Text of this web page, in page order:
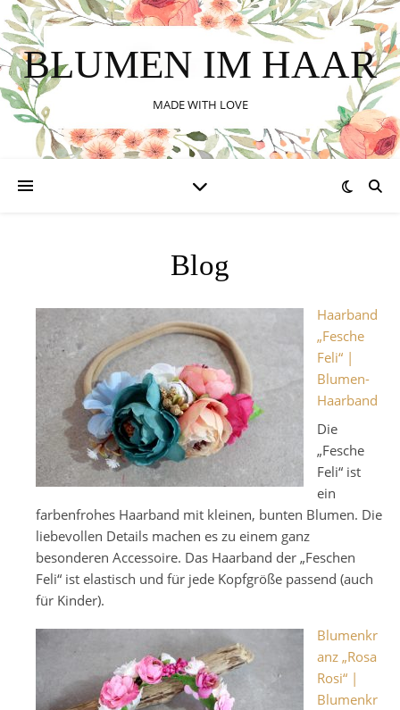
BLUMEN IM HAAR
MADE WITH LOVE
Blog
Haarband
„Fesche
Feli“ |
Blumen-
Haarband
Die
„Fesche
Feli“ ist
ein
farbenfrohes Haarband mit kleinen, bunten Blumen. Die
liebevollen Details machen es zu einem ganz
besonderen Accessoire. Das Haarband der „Feschen
Feli“ ist elastisch und für jede Kopfgröße passend (auch
für Kinder).
Blumenkr
anz „Rosa
Rosi“ |
Blumenkr